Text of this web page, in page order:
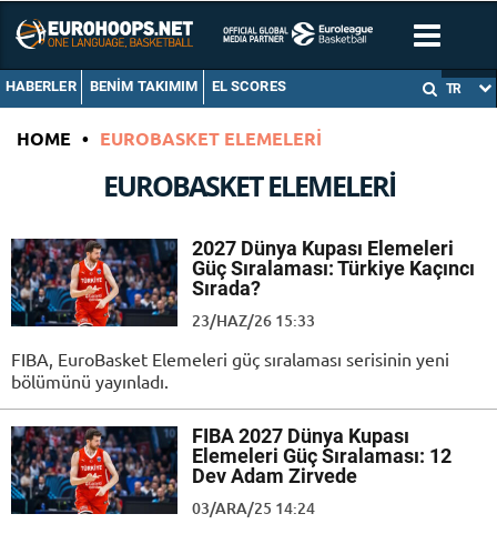
HABERLER BENIM TAKIMIM EL SCORES TR
HOME • EUROBASKET ELEMELERI
EUROBASKET ELEMELERI
2027 Dünya Kupası Elemeleri
Güç Sıralaması: Türkiye Kaçıncı
Sırada?
23/HAZ/26 15:33
FIBA, EuroBasket Elemeleri güç sıralaması serisinin yeni
bölümünü yayınladı.
FIBA 2027 Dünya Kupası
Elemeleri Güç Sıralaması: 12
Dev Adam Zirvede
03/ARA/25 14:24